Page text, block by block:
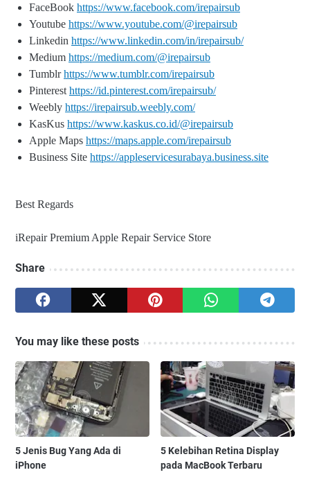
FaceBook https://www.facebook.com/irepairsub
Youtube https://www.youtube.com/@irepairsub
Linkedin https://www.linkedin.com/in/irepairsub/
Medium https://medium.com/@irepairsub
Tumblrhttps://www.tumblr.com/irepairsub
Pinterest https://id.pinterest.com/irepairsub/
Weebly https://irepairsub.weebly.com/
KasKus https://www.kaskus.co.id/@irepairsub
Apple Maps https://maps.apple.com/irepairsub
Business Site https://appleservicesurabaya.business.site
Best Regards
iRepair Premium Apple Repair Service Store
Share
You may like these posts
5 Jenis Bug Yang Ada di
iPhone
5 Kelebihan Retina Display
pada MacBook Terbaru